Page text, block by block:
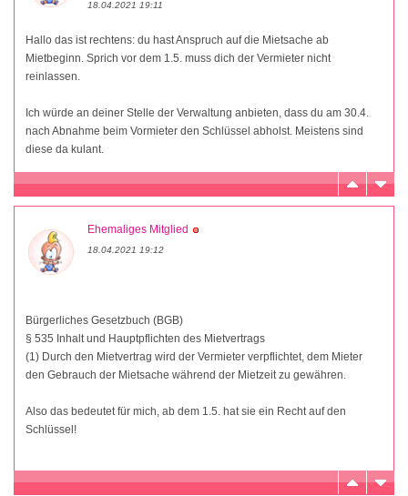
18.04.2021 19:11
Hallo das ist rechtens: du hast Anspruch auf die Mietsache ab
Mietbeginn. Sprich vor dem 1.5. muss dich der Vermieter nicht
reinlassen.
Ich würde an deiner Stelle der Verwaltung anbieten, dass du am 30.4.
nach Abnahme beim Vormieter den Schlüssel abholst. Meistens sind
diese da kulant.
Ehemaliges Mitglied
18.04.2021 19:12
Bürgerliches Gesetzbuch (BGB)
§ 535 Inhalt und Hauptpflichten des Mietvertrags
(1) Durch den Mietvertrag wird der Vermieter verpflichtet, dem Mieter
den Gebrauch der Mietsache während der Mietzeit zu gewähren.
Also das bedeutet für mich, ab dem 1.5. hat sie ein Recht auf den
Schlüssel!